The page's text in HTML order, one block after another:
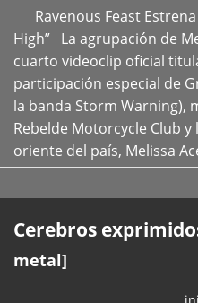
Ravenous Feast Estrena
High” La agrupación de
cuarto videoclip oficial
participación especial de
la banda Storm Warning),
Rebelde Motorcycle Club
oriente del país, Melissa
Cerebros
metal]